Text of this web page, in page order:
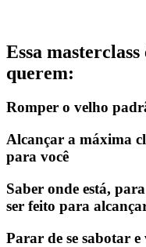
Essa
querem:
Romper o velho
Alcançar a máxima
para você
Saber onde está,
ser feito para
Parar de se sabotar